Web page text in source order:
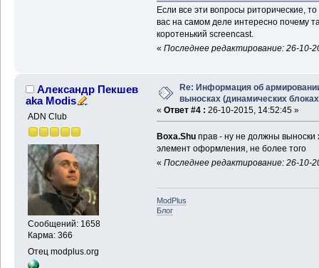
Если все эти вопросы риторические,
вас на самом деле интересно почему
коротенький screencast.
« Последнее редактирование: 26-10-
Александр Пекшев
aka Modis
ADN Club
Сообщений: 1658
Карма: 366
Отец modplus.org
Re: Информация об
выносках (динамических
« Ответ #4 : 26-10-2015, 14:52:45 »
Boxa.Shuправ - ну не должны
элемент оформления, не более того
« Последнее редактирование: 26-10-
ModPlus
Блог